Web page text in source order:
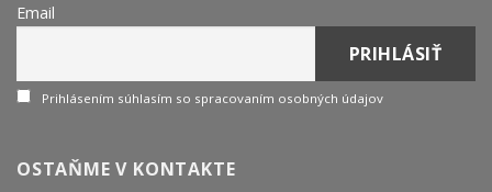
Email
Prihlásením súhlasím so spracovaním osobných údajov
OSTAŇME V KONTAKTE